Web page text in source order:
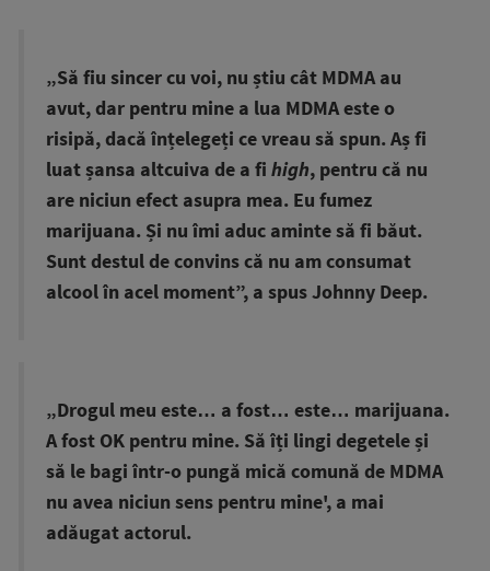
„Să fiu sincer cu voi, nu știu cât MDMA au
avut, dar pentru mine a lua MDMA este o
risipă, dacă înțelegeți ce vreau să spun. Aș fi
luat șansa altcuiva de a fi high, pentru că nu
are niciun efect asupra mea. Eu fumez
marijuana. Și nu îmi aduc aminte să fi băut.
Sunt destul de convins că nu am consumat
alcool în acel moment”, a spus Johnny Deep.
„Drogul meu este… a fost… este… marijuana.
A fost OK pentru mine. Să îți lingi degetele și
să le bagi într-o pungă mică comună de MDMA
nu avea niciun sens pentru mine', a mai
adăugat actorul.